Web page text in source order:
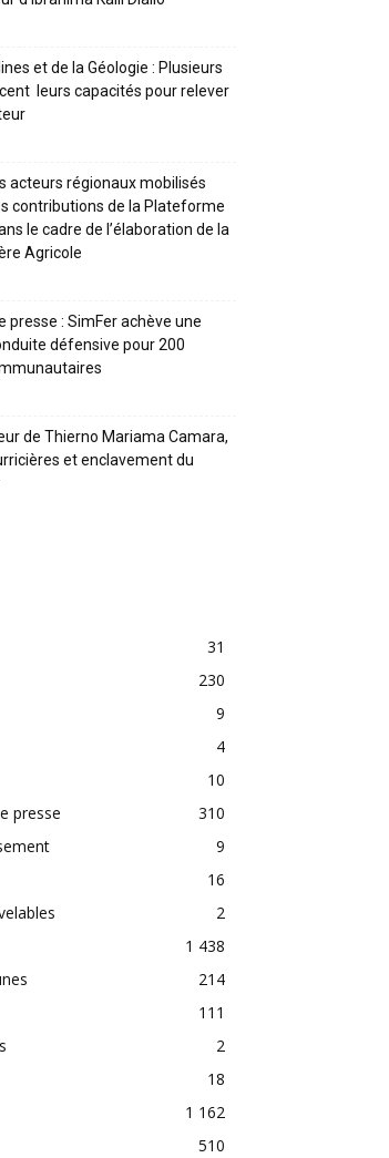
et de la Géologie : Plusieurs
leurs capacités pour relever
acteurs régionaux mobilisés
contributions de la Plateforme
le cadre de l’élaboration de la
Agricole
presse : SimFer achève une
défensive pour 200
de Thierno Mariama Camara,
et enclavement du
31
230
9
4
10
presse
310
9
16
2
1 438
214
111
2
18
1 162
510